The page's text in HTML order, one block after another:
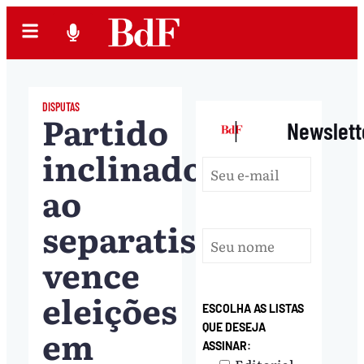
DISPUTAS
Partido
inclinado
ao
separatismo
vence
eleições
em
|
ESCOLHA AS LISTAS
QUE DESEJA
ASSINAR: